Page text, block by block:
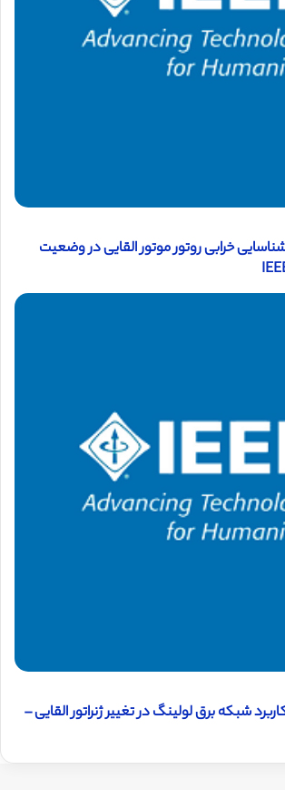
خرابی روتور موتور القایی در وضعیت
شبکه برق لولینگ در تغییر ژنراتور القایی –